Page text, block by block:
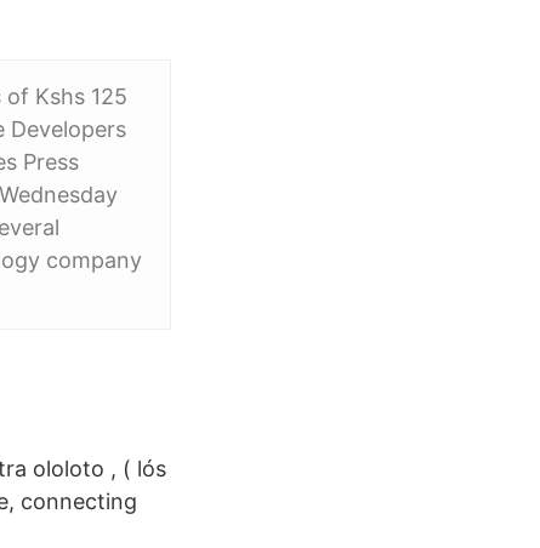
Kshs 125
Developers
Press
company
ololoto , ( lós
connecting